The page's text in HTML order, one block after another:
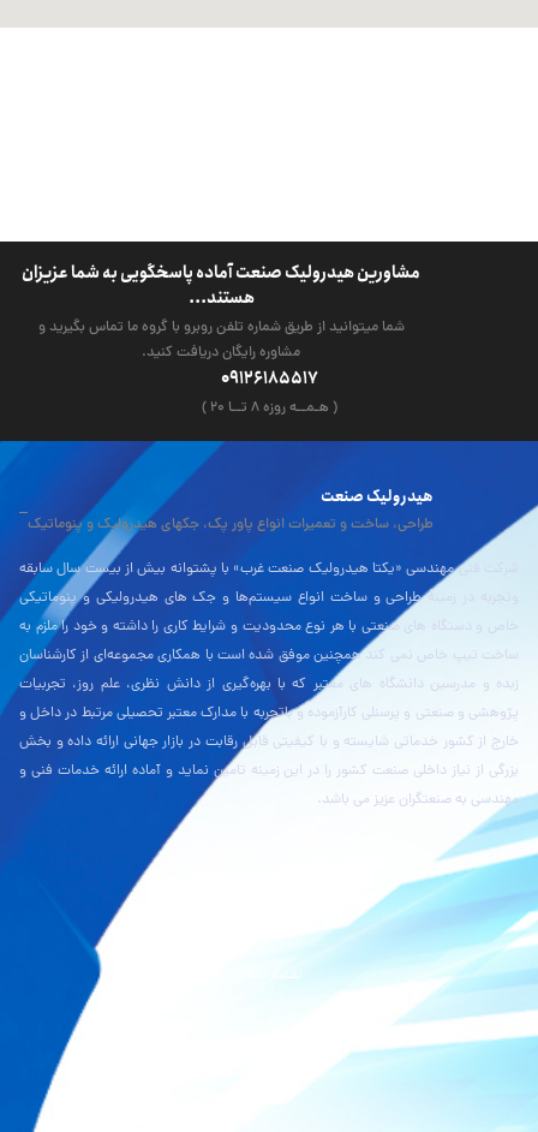
مشاورین هیدرولیک صنعت آماده پاسخگویی به شما عزیزان
هستند...
شما میتوانید از طریق شماره تلفن روبرو با گروه ما تماس بگیرید و
مشاوره رایگان دریافت کنید.
09126185517
( هـمــه روزه ۸ تــا ۲۰ )
هیدرولیک صنعت
طراحی، ساخت و تعمیرات انواع پاور پک، جکهای هیدرولیک و پنوماتیک
شرکت فنی مهندسی «یکتا هیدرولیک صنعت غرب» با پشتوانه بیش از بیست سال سابقه
وتجربه در زمینۀ طراحی و ساخت انواع سیستم‌ها و جک های هیدرولیکی و پنوماتیکی
خاص و دستگاه های صنعتی با هر نوع محدودیت و شرایط کاری را داشته و خود را ملزم به
ساخت تیپ خاص نمی کند همچنین موفق شده است با همکاری مجموعه‌ای از کارشناسان
زبده و مدرسین دانشگاه های معتبر که با بهره‌گیری از دانش نظری، علم روز، تجربیات
پژوهشی و صنعتی و پرسنلی کارآزموده و باتجربه با مدارک معتبر تحصیلی مرتبط در داخل و
خارج از کشور خدماتی شایسته و با کیفیتی قابل رقابت در بازار جهانی ارائه داده و بخش
بزرگی از نیاز داخلی صنعت کشور را در این زمینه تامین نماید و آماده ارائه خدمات فنی و
مهندسی به صنعتگران عزیز می باشد.
نقشه نشان